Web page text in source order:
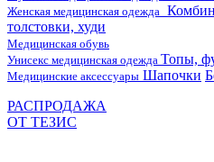
Женская медицинская одежда
толстовки, худи
Медицинская обувь
Унисекс медицинская одежда Топы,
Медицинские аксессуары Шапочки
РАСПРОДАЖА
ОТ ТЕЗИС